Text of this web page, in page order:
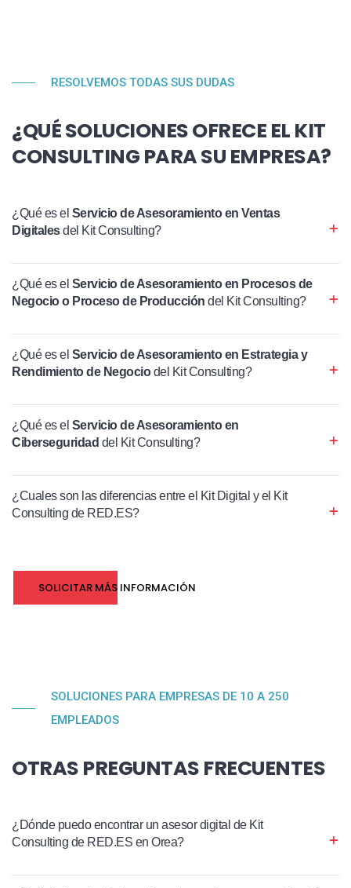
RESOLVEMOS TODAS SUS DUDAS
¿QUÉ SOLUCIONES OFRECE EL KIT
CONSULTING PARA SU EMPRESA?
¿Qué es el Servicio de Asesoramiento en Ventas
Digitalesdel Kit Consulting?
¿Qué es el Servicio de Asesoramiento en Procesos de
Negocio o Proceso de Producción del Kit Consulting?
¿Qué es el Servicio de Asesoramiento en Estrategia y
Rendimiento de Negociodel Kit Consulting?
¿Qué es el Servicio de Asesoramiento en
Ciberseguridad del Kit Consulting?
¿Cuales son las diferencias entre el Kit Digital y el Kit
Consulting de RED.ES?
SOLICITAR MÁS INFORMACIÓN
SOLUCIONES PARA EMPRESAS DE 10 A 250
EMPLEADOS
OTRAS PREGUNTAS FRECUENTES
¿Dónde puedo encontrar un asesor digital de Kit
Consulting de RED.ES en Orea?